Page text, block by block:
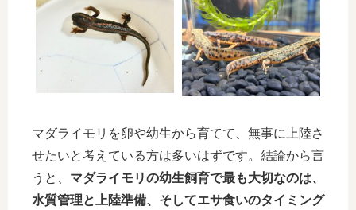
マダライモリを卵や幼生から育てて、無事に上陸さ
せたいと考えている方は多いはずです。結論から言
うと、 マダライモリの幼生飼育で最も大切なのは、
水質管理と上陸準備、そしてエサ食いのタイミング